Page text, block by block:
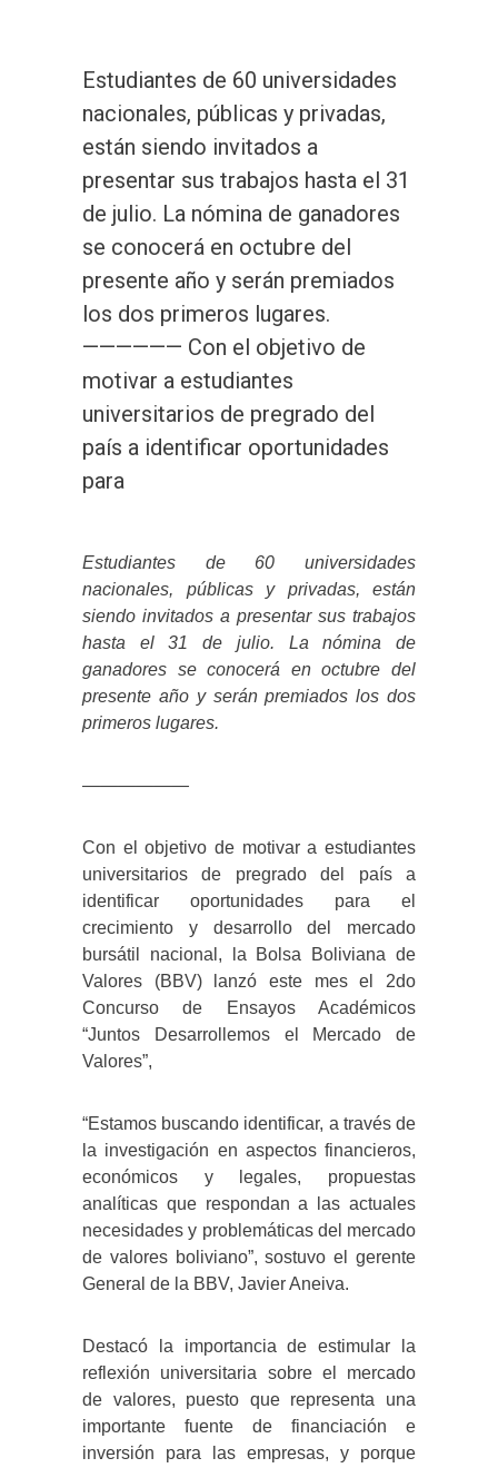
Estudiantes de 60 universidades
nacionales, públicas y privadas,
están siendo invitados a
presentar sus trabajos hasta el 31
de julio. La nómina de ganadores
se conocerá en octubre del
presente año y serán premiados
los dos primeros lugares.
—————— Con el objetivo de
motivar a estudiantes
universitarios de pregrado del
país a identificar oportunidades
para
Estudiantes de 60 universidades
nacionales, públicas y privadas, están
siendo invitados a presentar sus trabajos
hasta el 31 de julio. La nómina de
ganadores se conocerá en octubre del
presente año y serán premiados los dos
primeros lugares.
——————
Con el objetivo de motivar a estudiantes
universitarios de pregrado del país a
identificar oportunidades para el
crecimiento y desarrollo del mercado
bursátil nacional, la Bolsa Boliviana de
Valores (BBV) lanzó este mes el 2do
Concurso de Ensayos Académicos
“Juntos Desarrollemos el Mercado de
Valores”,
“Estamos buscando identificar, a través de
la investigación en aspectos financieros,
económicos y legales, propuestas
analíticas que respondan a las actuales
necesidades y problemáticas del mercado
de valores boliviano”, sostuvo el gerente
General de la BBV, Javier Aneiva.
Destacó la importancia de estimular la
reflexión universitaria sobre el mercado
de valores, puesto que representa una
importante fuente de financiación e
inversión para las empresas, y porque